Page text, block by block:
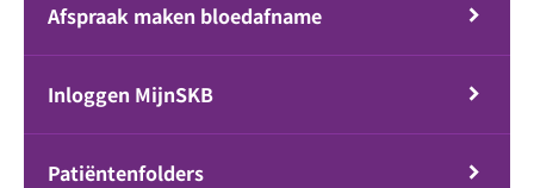
Afspraak maken bloedafname
Inloggen MijnSKB
Patiëntenfolders